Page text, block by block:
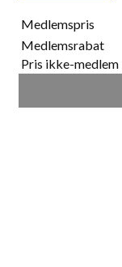
Medlemspris
Medlemsrabat
Pris ikke-medlem